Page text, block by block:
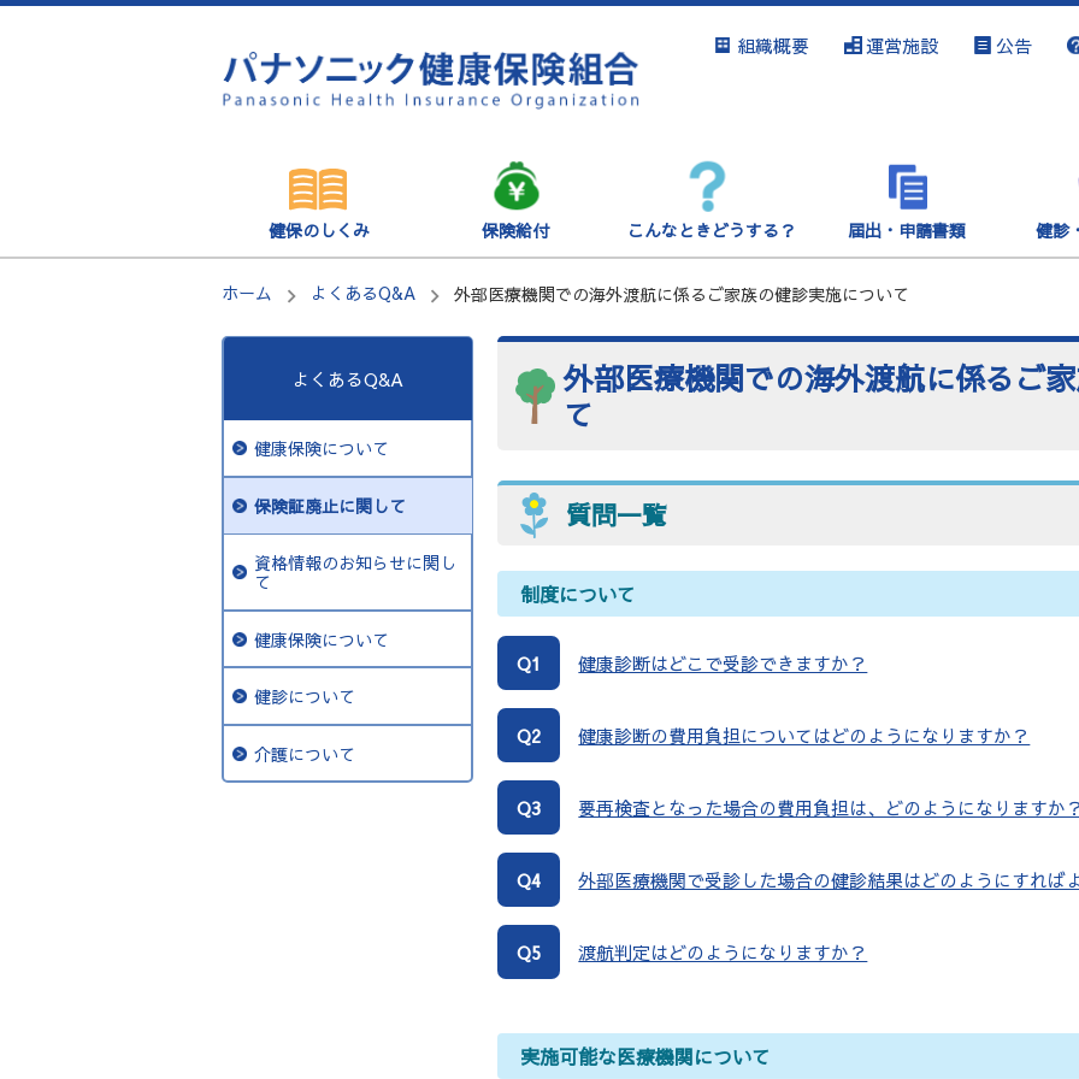
組織概要 運営施設 公告
健保のしくみ 保険給付 こんなときどうする？ 届出・申請書類 健診
ホーム よくあるQ&A 外部医療機関での海外渡航に係るご家族の健診実施について
よくあるQ&A
健康保険について
保険証廃止に関して
資格情報のお知らせに関し
て
健康保険について
健診について
介護について
外部医療機関での海外渡航に係るご
て
質問一覧
制度について
Q1 健康診断はどこで受診できますか？
Q2 健康診断の費用負担についてはどのようになりますか？
Q3 要再検査となった場合の費用負担は、どのようになりますか？
Q4 外部医療機関で受診した場合の健診結果はどのようにすれば
Q5 渡航判定はどのようになりますか？
実施可能な医療機関について